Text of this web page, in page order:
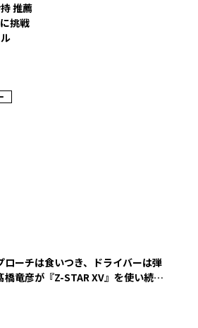
推薦
挑戦
ローチは食いつき、ドライバーは弾
橋竜彦が『Z-STAR XV』を使い続け